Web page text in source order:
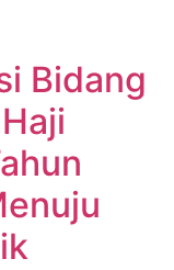
Bidang